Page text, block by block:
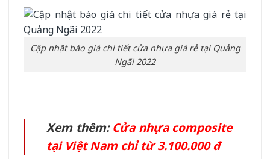
Cập nhật báo giá chi tiết cửa nhựa giá rẻ tại Quảng
Ngãi 2022
Xem thêm:Cửa nhựa composite
tại Việt Nam chỉ từ 3.100.000 đ